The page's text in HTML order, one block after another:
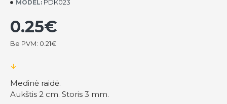
MODEL: PDK023
0.25€
Be PVM: 0.21€
Medinė raidė.
Aukštis 2 cm. Storis 3 mm.